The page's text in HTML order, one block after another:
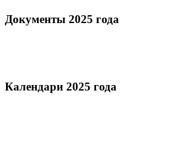
Документы 2025 года
Календари 2025 года